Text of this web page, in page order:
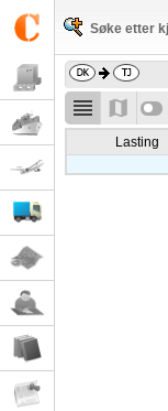
Søke etter
Lasting